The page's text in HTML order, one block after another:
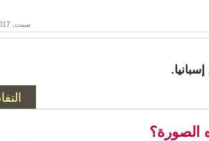
سبت, 2017-02-18 00:07
الصورة؟